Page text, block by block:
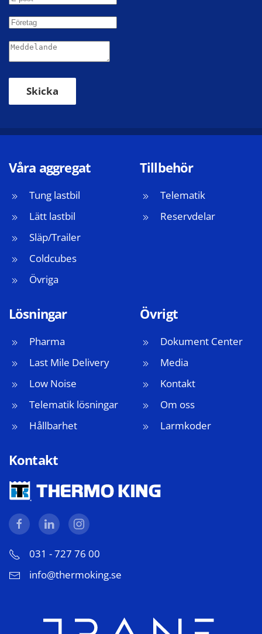
Skicka
Våra aggregat
Tung lastbil
Lätt lastbil
Släp/Trailer
Coldcubes
Övriga
Tillbehör
Telematik
Reservdelar
Lösningar
Pharma
Last Mile Delivery
Low Noise
Telematik lösningar
Hållbarhet
Övrigt
Dokument Center
Media
Kontakt
Om oss
Larmkoder
Kontakt
031 - 727 76 00
info@thermoking.se